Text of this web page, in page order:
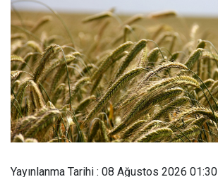
Yayınlanma Tarihi : 08 Ağustos 2026 01:30